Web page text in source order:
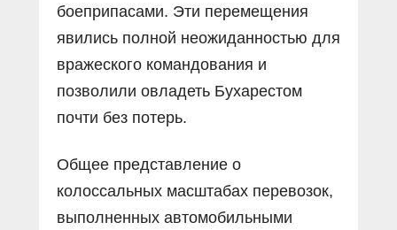
боеприпасами. Эти перемещения
явились полной неожиданностью для
вражеского командования и
позволили овладеть Бухарестом
почти без потерь.
Общее представление о
колоссальных масштабах перевозок,
выполненных автомобильными